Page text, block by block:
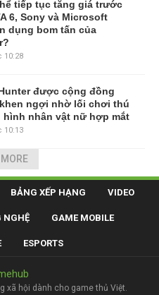
tiếp tục tăng giá trước
6, Sony và Microsoft
dụng bom tấn của
10:28
được cộng đồng
ngợi nhờ lối chơi thú
hình nhân vật nữ hợp mắt
10:13
BẢNG XẾP HẠNG VIDEO
NGHỆ GAME MOBILE
ESPORTS
xã hội dành cho game thủ Việt.